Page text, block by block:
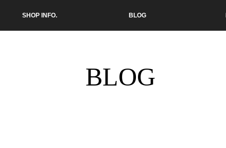
SHOP INFO. BLOG
BLOG